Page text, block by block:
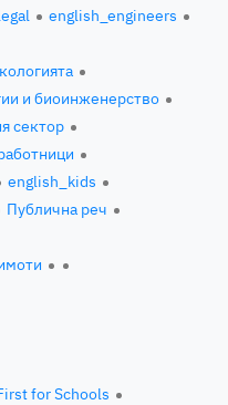
english_engineers
и биоинженерство
сектор
english_kids
Публична реч
for Schools